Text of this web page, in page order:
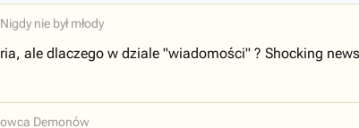
Nigdy nie był młody
ale dlaczego w dziale "wiadomości" ? Shocking
Demonów